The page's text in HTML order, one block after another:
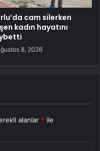
cam silerken
kadın hayatını
8, 2026
alanlar * ile